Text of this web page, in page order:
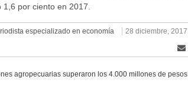
por ciento en 2017.
especializado en economía 28 diciembre, 2017
agropecuarias superaron los 4.000 millones de pesos.